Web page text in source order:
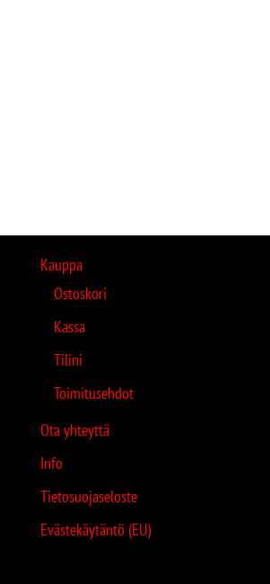
Kauppa
Ostoskori
Kassa
Tilini
Toimitusehdot
Ota yhteyttä
Info
Tietosuojaseloste
Evästekäytäntö (EU)